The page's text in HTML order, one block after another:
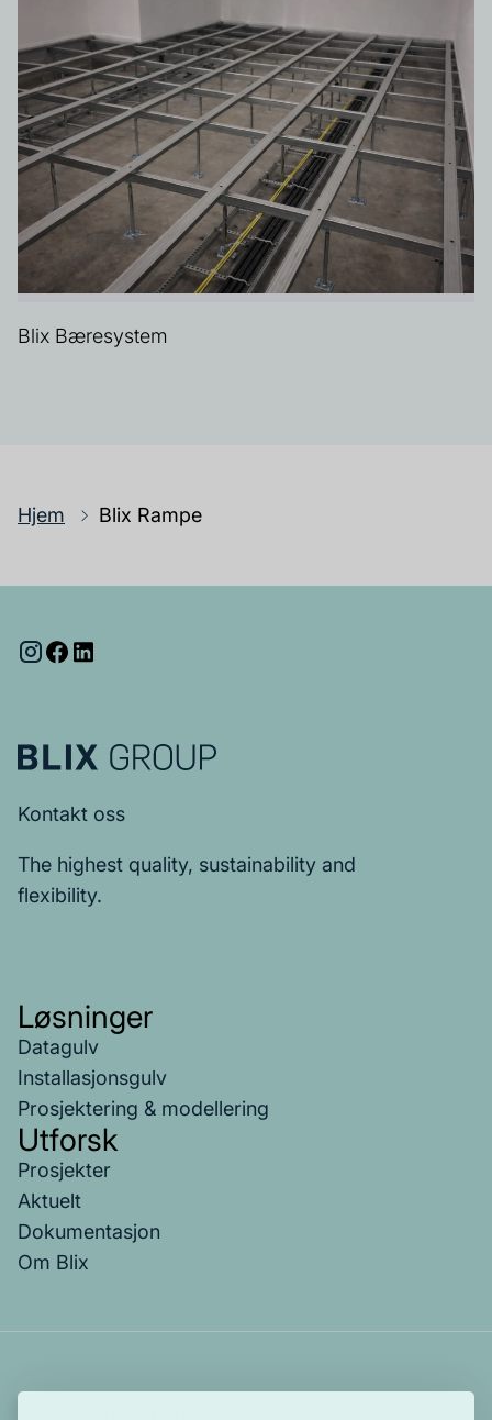
Blix Bæresystem
Hjem Blix Rampe
Kontakt oss
The highest quality, sustainability and
flexibility.
Løsninger
Datagulv
Installasjonsgulv
Prosjektering & modellering
Utforsk
Prosjekter
Aktuelt
Dokumentasjon
Om Blix